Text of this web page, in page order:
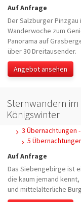
Auf Anfrage
Der Salzburger
Wanderwoche zum
Panorama auf
über 30 Dreitausender.
Angebot ansehen
Sternwandern im
Königswinter
3 Übernachtungen
5
Auf Anfrage
Das Siebengebirge ist
die kaum jemand
und mittelalterliche